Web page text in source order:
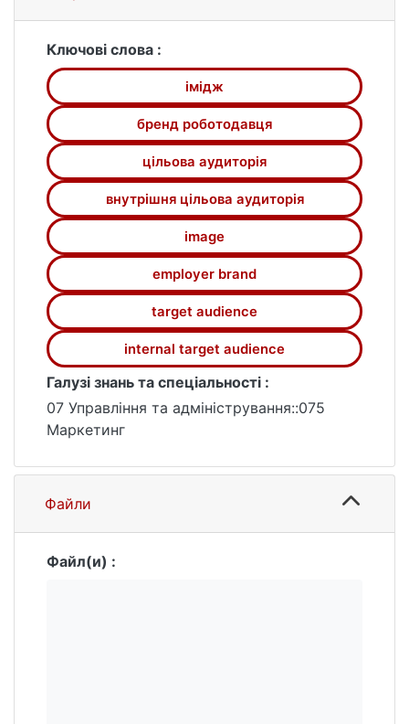
наявністю умов для професійного і
керівництва компанії до працівників. За
результатами дослідження побудовано
регресійну модель залежності бренду
роботодавця від факторних ознак.
Ключові слова :
імідж
бренд роботодавця
цільова аудиторія
внутрішня цільова аудиторія
image
employer brand
target audience
internal target audience
Галузі знань та спеціальності :
07 Управління та адміністрування::075
Маркетинг
Файли
Файл(и) :